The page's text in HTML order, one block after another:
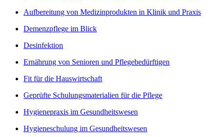
Aufbereitung von Medizinprodukten in Klinik und Praxis
Demenzpflege im Blick
Desinfektion
Ernährung von Senioren und Pflegebedürftigen
Fit für die Hauswirtschaft
Geprüfte Schulungsmaterialien für die Pflege
Hygienepraxis im Gesundheitswesen
Hygieneschulung im Gesundheitswesen